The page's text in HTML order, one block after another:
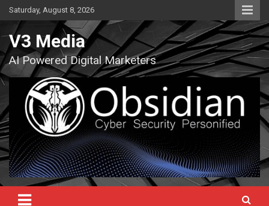
Skip
to
content
Saturday, August 8, 2026
V3 Media
AI Powered Digital Marketers